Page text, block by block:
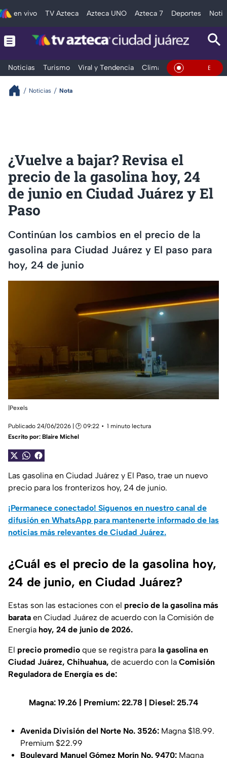
en vivo TV Azteca Azteca UNO Azteca 7 Deportes
Noticias Turismo Viral y Tendencia Clima Deportes En Vivo
Noticias Nota
¿Vuelve a bajar? Revisa el
precio de la gasolina hoy, 24
de junio en Ciudad Juárez y El
Paso
Continúan los cambios en el precio de la
gasolina para Ciudad Juárez y El paso para
hoy, 24 de junio
|Pexels
Publicado 24/06/2026 | 🕑 09:22
1 minuto lectura
Escrito por: Blaire Michel
Las gasolina en Ciudad Juárez y El Paso, trae un nuevo
precio para los fronterizos hoy, 24 de junio.
¡Permanece conectado! Síguenos en nuestro canal de
difusión en WhatsApp para mantenerte informado de las
noticias más relevantes de Ciudad Juárez.
¿Cuál es el precio de la gasolina hoy,
24 de junio, en Ciudad Juárez?
Estas son las estaciones con el precio de la gasolina más
barata en Ciudad Juárez de acuerdo con la Comisión de
Energía hoy, 24 de junio de 2026.
El precio promedio que se registra para la gasolina en
Ciudad Juárez, Chihuahua, de acuerdo con la Comisión
Reguladora de Energía es de:
Magna: 19.26 | Premium: 22.78 | Diesel: 25.74
Avenida División del Norte No. 3526: Magna $18.99.
Premium $22.99
Boulevard Manuel Gómez Morín No. 9470: Magna